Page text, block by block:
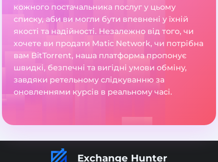
кожного постачальника послуг у цьому
списку, аби ви могли бути впевнені у їхній
якості та надійності. Незалежно від того, чи
хочете ви продати Matic Network, чи потрібна
вам BitTorrent, наша платформа пропонує
швидкі, безпечні та вигідні умови обміну,
завдяки ретельному слідкуванню за
оновленнями курсів в реальному часі.
Exchange Hunter